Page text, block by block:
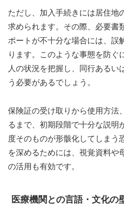
ただし、加入手続きには居住地
求められます。その際、必要書
ポートが不十分な場合には、誤
ります。このような事態を防ぐ
人の状況を把握し、同行あるい
う必要があるでしょう。
保険証の受け取りから使用方法
るまで、初期段階で十分な説明
度そのものが形骸化してしまう
を深めるためには、視覚資料や
の活用も有効です。
医療機関との言語・文化の